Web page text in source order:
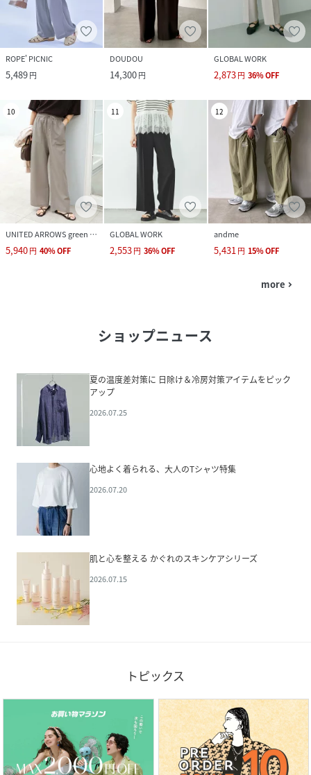
ROPE' PICNIC
5,489円
DOUDOU
14,300円
GLOBAL WORK
2,873円 36%OFF
10
UNITED ARROWS green label relaxing
5,940円 40%OFF
11
GLOBAL WORK
2,553円 36%OFF
12
andme
5,431円 15%OFF
more navigate_next
ショップニュース
夏の温度差対策に 日除け＆冷房対策アイテムをピック
アップ
2026.07.25
心地よく着られる、大人のTシャツ特集
2026.07.20
肌と心を整える かぐれのスキンケアシリーズ
2026.07.15
トピックス